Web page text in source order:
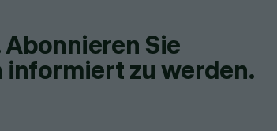
Sie
informiert zu werden.